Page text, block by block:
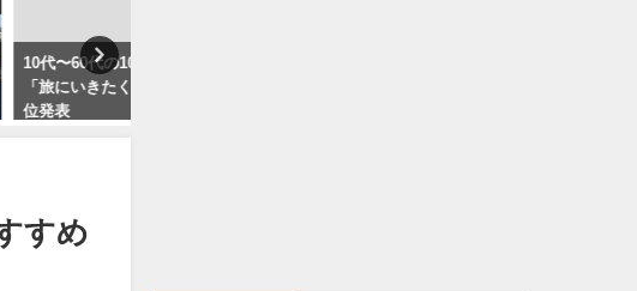
人に聞いた
なる本」第一
すめ